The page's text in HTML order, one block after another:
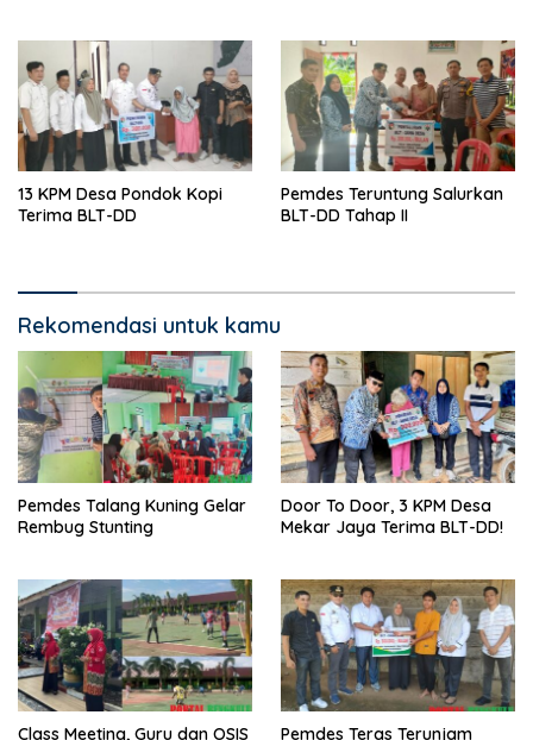
13 KPM Desa Pondok Kopi
Terima BLT-DD
Pemdes Teruntung Salurkan
BLT-DD Tahap II
Rekomendasi untuk kamu
Pemdes Talang Kuning Gelar
Rembug Stunting
Door To Door, 3 KPM Desa
Mekar Jaya Terima BLT-DD!
Class Meeting, Guru dan OSIS
Pemdes Teras Terunjam